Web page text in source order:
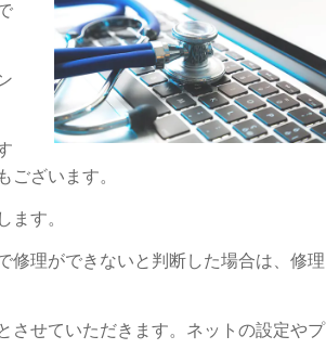
ございます。
ます。
修理ができないと判断した場合は、修理
させていただきます。ネットの設定やプ